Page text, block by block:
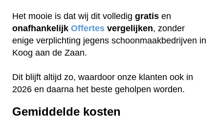
Het mooie is dat wij dit volledig gratis en
onafhankelijk Offertes vergelijken, zonder
enige verplichting jegens schoonmaakbedrijven in
Koog aan de Zaan.
Dit blijft altijd zo, waardoor onze klanten ook in
2026 en daarna het beste geholpen worden.
Gemiddelde kosten